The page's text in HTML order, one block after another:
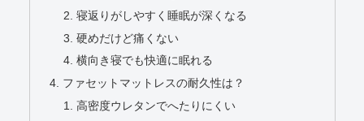
寝返りがしやすく睡眠が深くなる
硬めだけど痛くない
横向き寝でも快適に眠れる
ファセットマットレスの耐久性は？
高密度ウレタンでへたりにくい